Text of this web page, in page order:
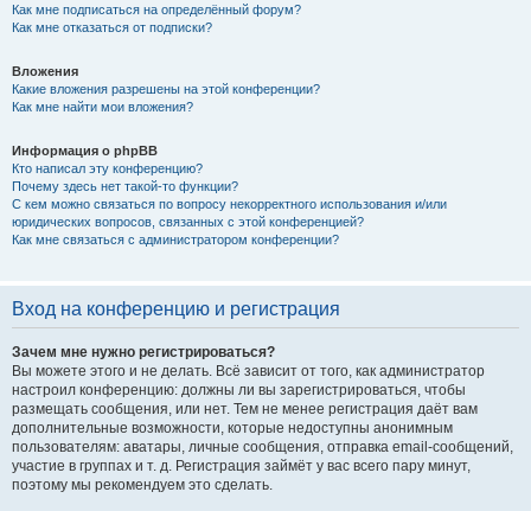
Как мне подписаться на определённый форум?
Как мне отказаться от подписки?
Вложения
Какие вложения разрешены на этой конференции?
Как мне найти мои вложения?
Информация о phpBB
Кто написал эту конференцию?
Почему здесь нет такой-то функции?
С кем можно связаться по вопросу некорректного использования и/или
юридических вопросов, связанных с этой конференцией?
Как мне связаться с администратором конференции?
Вход на конференцию и регистрация
Зачем мне нужно регистрироваться?
Вы можете этого и не делать. Всё зависит от того, как администратор
настроил конференцию: должны ли вы зарегистрироваться, чтобы
размещать сообщения, или нет. Тем не менее регистрация даёт вам
дополнительные возможности, которые недоступны анонимным
пользователям: аватары, личные сообщения, отправка email-сообщений,
участие в группах и т. д. Регистрация займёт у вас всего пару минут,
поэтому мы рекомендуем это сделать.